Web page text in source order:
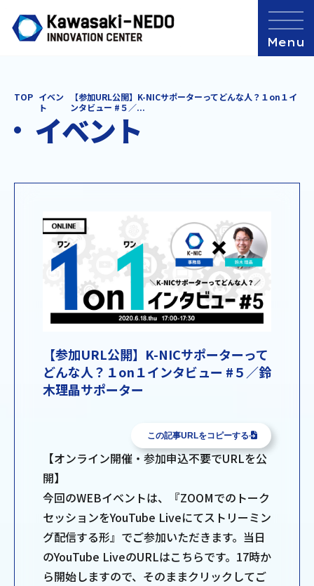
TOP イベン
ト
【参加URL公開】K-NICサポーターってどんな人？１on１イ
ンタビュー #５／...
イベント
【参加URL公開】K-NICサポーターって
どんな人？１on１インタビュー #５／鈴
木理晶サポーター
この記事URLをコピーする
【オンライン開催・参加申込不要でURLを公
開】
今回のWEBイベントは、『ZOOMでのトーク
セッションをYouTube Liveにてストリーミン
グ配信する形』でご参加いただきます。当日
のYouTube LiveのURLはこちらです。17時か
ら開始しますので、そのままクリックしてご